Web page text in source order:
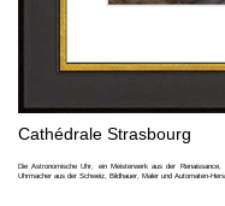
Cathédrale Strasbourg
Die Astronomische Uhr, ein Meisterwerk aus der
Uhrmacher aus der Schweiz, Bildhauer, Maler und Automaten-